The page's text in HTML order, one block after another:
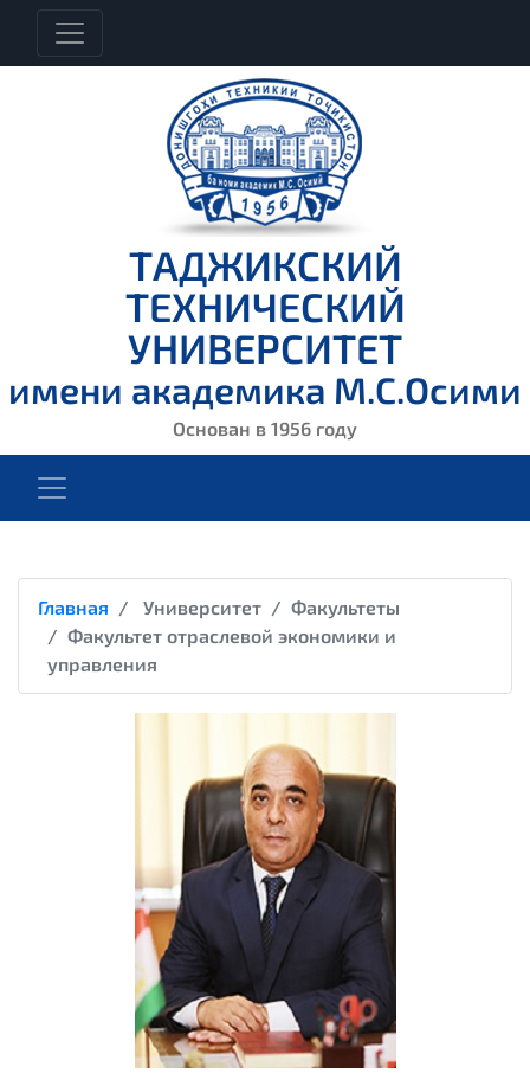
ТАДЖИКСКИЙ
ТЕХНИЧЕСКИЙ
УНИВЕРСИТЕТ
имени академика М.С.Осими
Основан в 1956 году
Главная Университет
Факультеты
Факультет отраслевой экономики и
управления